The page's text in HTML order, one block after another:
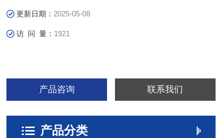
更新日期： 2025-05-08
访 问 量： 1921
产品咨询 联系我们
产品分类